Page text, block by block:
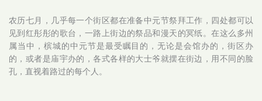
农历七月，几乎每一个街区都在准备中元节祭拜工作，四处都可以
见到红彤彤的歌台，一路上街边的祭品和漫天的冥纸。在这么多州
属当中，槟城的中元节是最受瞩目的，无论是会馆办的，街区办
的，或者是庙宇办的，各式各样的大士爷就摆在街边，用不同的脸
孔，直视着路过的每个人。